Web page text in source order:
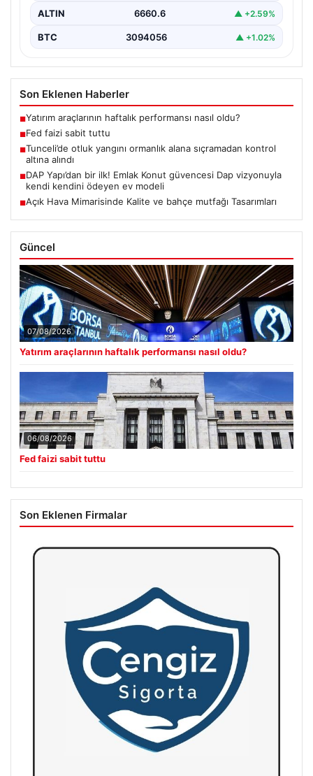
ALTIN 6660.6 ▲ +2.59%
BTC 3094056 ▲ +1.02%
Son Eklenen Haberler
■Yatırım araçlarının haftalık performansı nasıl oldu?
■Fed faizi sabit tuttu
■Tunceli’de otluk yangını ormanlık alana sıçramadan kontrol
altına alındı
■DAP Yapı’dan bir ilk! Emlak Konut güvencesi Dap vizyonuyla
kendi kendini ödeyen ev modeli
■Açık Hava Mimarisinde Kalite ve bahçe mutfağı Tasarımları
Güncel
07/08/2026
Yatırım araçlarının haftalık performansı nasıl oldu?
06/08/2026
Fed faizi sabit tuttu
Son Eklenen Firmalar